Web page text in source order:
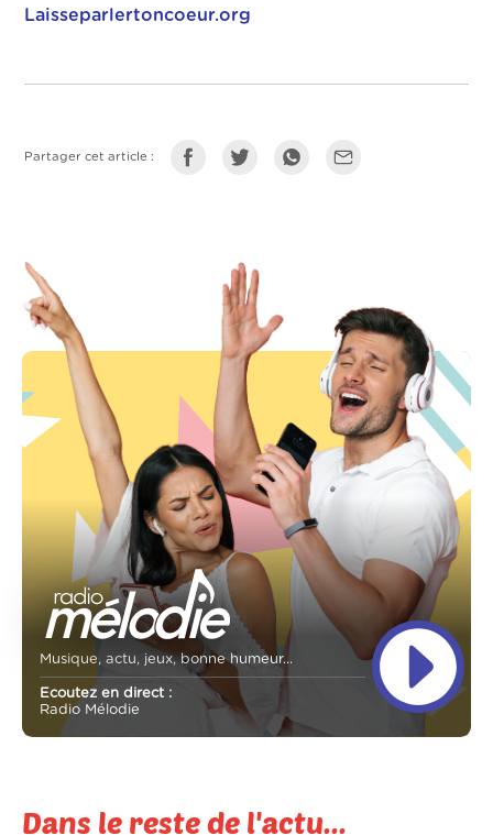
Laisseparlertoncoeur.org
Partager cet article :
Musique, actu, jeux, bonne humeur...
Ecoutez en direct :
Radio Mélodie
Dans le reste de l'actu...